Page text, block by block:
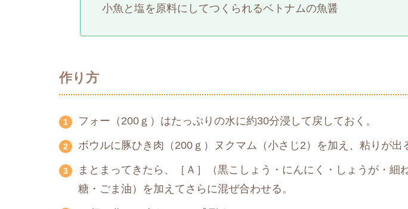
小魚と塩を原料にしてつくられるベトナムの魚醤
作り方
フォー（200ｇ）はたっぷりの水に約30分浸して戻しておく。
ボウルに豚ひき肉（200ｇ）ヌクマム（小さじ2）を加え、粘りが出
まとまってきたら、［Ａ］（黒こしょう・にんにく・しょうが・細
糖・ごま油）を加えてさらに混ぜ合わせる。